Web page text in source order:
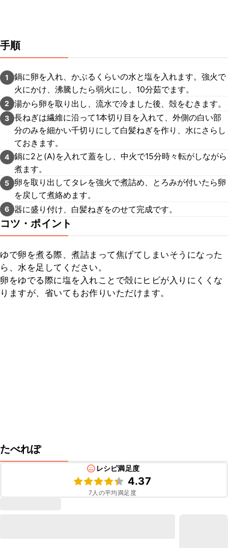
手順
1
鍋に卵を入れ、かぶるくらいの水と塩を入れます。強火で
火にかけ、沸騰したら弱火にし、10分茹でます。
2 湯から卵を取り出し、流水で冷ました後、殻をむきます。
3 長ねぎは繊維に沿って1本切り目を入れて、外側の白い部
分のみを細かい千切りにして白髪ねぎを作り、水にさらし
ておきます。
4 鍋に2と(A)を入れて蓋をし、中火で15分時々転がしながら
煮ます。
5
卵を取り出してタレを強火で煮詰め、とろみが付いたら卵
を戻して煮絡めます。
6 器に盛り付け、白髪ねぎをのせて完成です。
コツ・ポイント
ゆで卵を煮る際、煮詰まって焦げてしまいそうになった
ら、水を足してください。
卵をゆでる際に塩を入れことで殻にヒビが入りにくくな
りますが、省いてもお作りいただけます。
たべれぽ
レシピ満足度
4.37
7 人の平均満足度